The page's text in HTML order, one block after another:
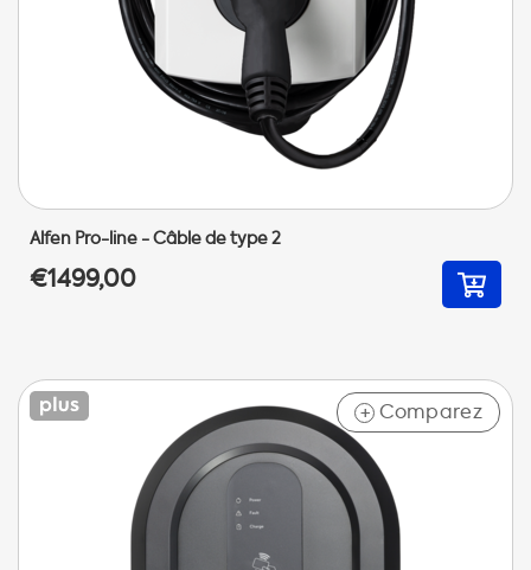
Alfen Pro-line - Câble de type 2
€1499,00
+ Comparez